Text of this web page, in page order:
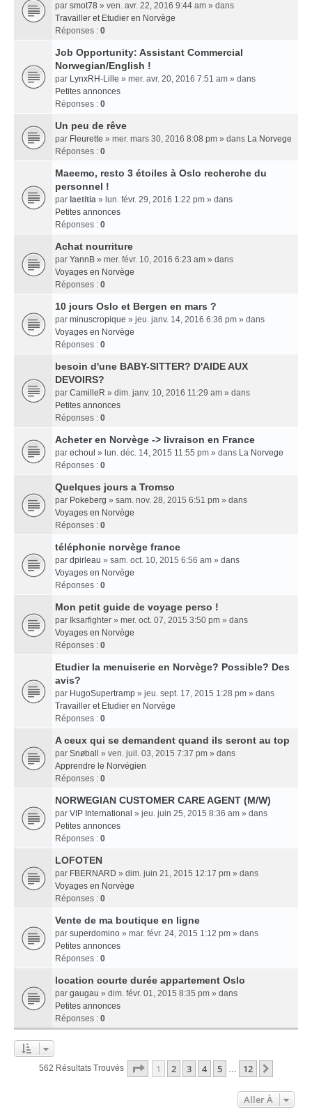
par smot78 » ven. avr. 22, 2016 9:44 am » dans
Travailler et Etudier en Norvège
Réponses : 0
Job Opportunity: Assistant Commercial
Norwegian/English !
par LynxRH-Lille » mer. avr. 20, 2016 7:51 am » dans
Petites annonces
Réponses : 0
Un peu de rêve
par Fleurette » mer. mars 30, 2016 8:08 pm » dans La Norvege
Réponses : 0
Maeemo, resto 3 étoiles à Oslo recherche du
personnel !
par laetitia » lun. févr. 29, 2016 1:22 pm » dans
Petites annonces
Réponses : 0
Achat nourriture
par YannB » mer. févr. 10, 2016 6:23 am » dans
Voyages en Norvège
Réponses : 0
10 jours Oslo et Bergen en mars ?
par minuscropique » jeu. janv. 14, 2016 6:36 pm » dans
Voyages en Norvège
Réponses : 0
besoin d'une BABY-SITTER? D'AIDE AUX
DEVOIRS?
par CamilleR » dim. janv. 10, 2016 11:29 am » dans
Petites annonces
Réponses : 0
Acheter en Norvège -> livraison en France
par echoul » lun. déc. 14, 2015 11:55 pm » dans La Norvege
Réponses : 0
Quelques jours a Tromso
par Pokeberg » sam. nov. 28, 2015 6:51 pm » dans
Voyages en Norvège
Réponses : 0
téléphonie norvège france
par dpirleau » sam. oct. 10, 2015 6:56 am » dans
Voyages en Norvège
Réponses : 0
Mon petit guide de voyage perso !
par Iksarfighter » mer. oct. 07, 2015 3:50 pm » dans
Voyages en Norvège
Réponses : 0
Etudier la menuiserie en Norvège? Possible? Des
avis?
par HugoSupertramp » jeu. sept. 17, 2015 1:28 pm » dans
Travailler et Etudier en Norvège
Réponses : 0
A ceux qui se demandent quand ils seront au top
par Snøball
» ven. juil. 03, 2015 7:37 pm » dans
Apprendre le Norvégien
Réponses : 0
NORWEGIAN CUSTOMER CARE AGENT (M/W)
par VIP International » jeu. juin 25, 2015 8:36 am » dans
Petites annonces
Réponses : 0
LOFOTEN
par FBERNARD » dim. juin 21, 2015 12:17 pm » dans
Voyages en Norvège
Réponses : 0
Vente de ma boutique en ligne
par superdomino » mar. févr. 24, 2015 1:12 pm » dans
Petites annonces
Réponses : 0
location courte durée appartement Oslo
par gaugau » dim. févr. 01, 2015 8:35 pm » dans
Petites annonces
Réponses : 0
562 Résultats Trouvés Page 1Sur
1 2 3 4 5 … 12
Aller À